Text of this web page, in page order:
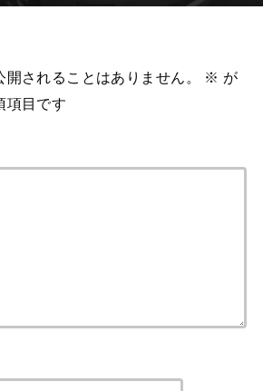
開されることはありません。 ※ が
項目です